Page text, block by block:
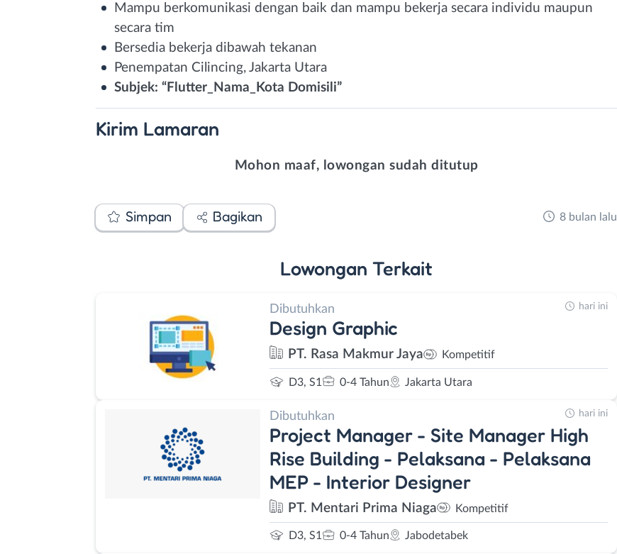
Mampu berkomunikasi dengan baik dan mampu bekerja secara individu maupun
secara tim
Bersedia bekerja dibawah tekanan
Penempatan Cilincing, Jakarta Utara
Subjek: “Flutter_Nama_Kota Domisili”
Kirim Lamaran
Mohon maaf, lowongan sudah ditutup
Simpan Bagikan 8 bulan lalu
Lowongan Terkait
Dibutuhkan
Design Graphic
PT. Rasa Makmur Jaya Kompetitif
D3, S1 0-4 Tahun Jakarta Utara
hari ini
Dibutuhkan
Project Manager - Site Manager High
Rise Building - Pelaksana - Pelaksana
MEP - Interior Designer
PT. Mentari Prima Niaga Kompetitif
D3, S1 0-4 Tahun Jabodetabek
hari ini